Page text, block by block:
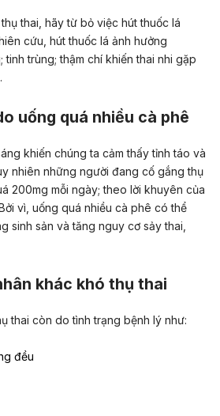
thai, hãy từ bỏ việc hút thuốc lá
cứu, hút thuốc lá ảnh hưởng
trùng; thậm chí khiến thai nhi gặp
uống quá nhiều cà phê
khiến chúng ta cảm thấy tỉnh táo và
nhiên những người đang cố gắng thụ
200mg mỗi ngày; theo lời khuyên của
vì, uống quá nhiều cà phê có thể
sinh sản và tăng nguy cơ sảy thai,
khác khó thụ thai
thai còn do tình trạng bệnh lý như:
đều